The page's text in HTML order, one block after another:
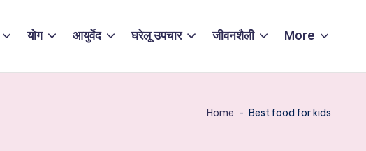
योग आयुर्वेद घरेलू उपचार जीवनशैली More
Home - Best food for kids